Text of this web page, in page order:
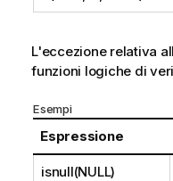
L'eccezione relativa
funzioni logiche di
Esempi
Espressione
isnull(NULL)